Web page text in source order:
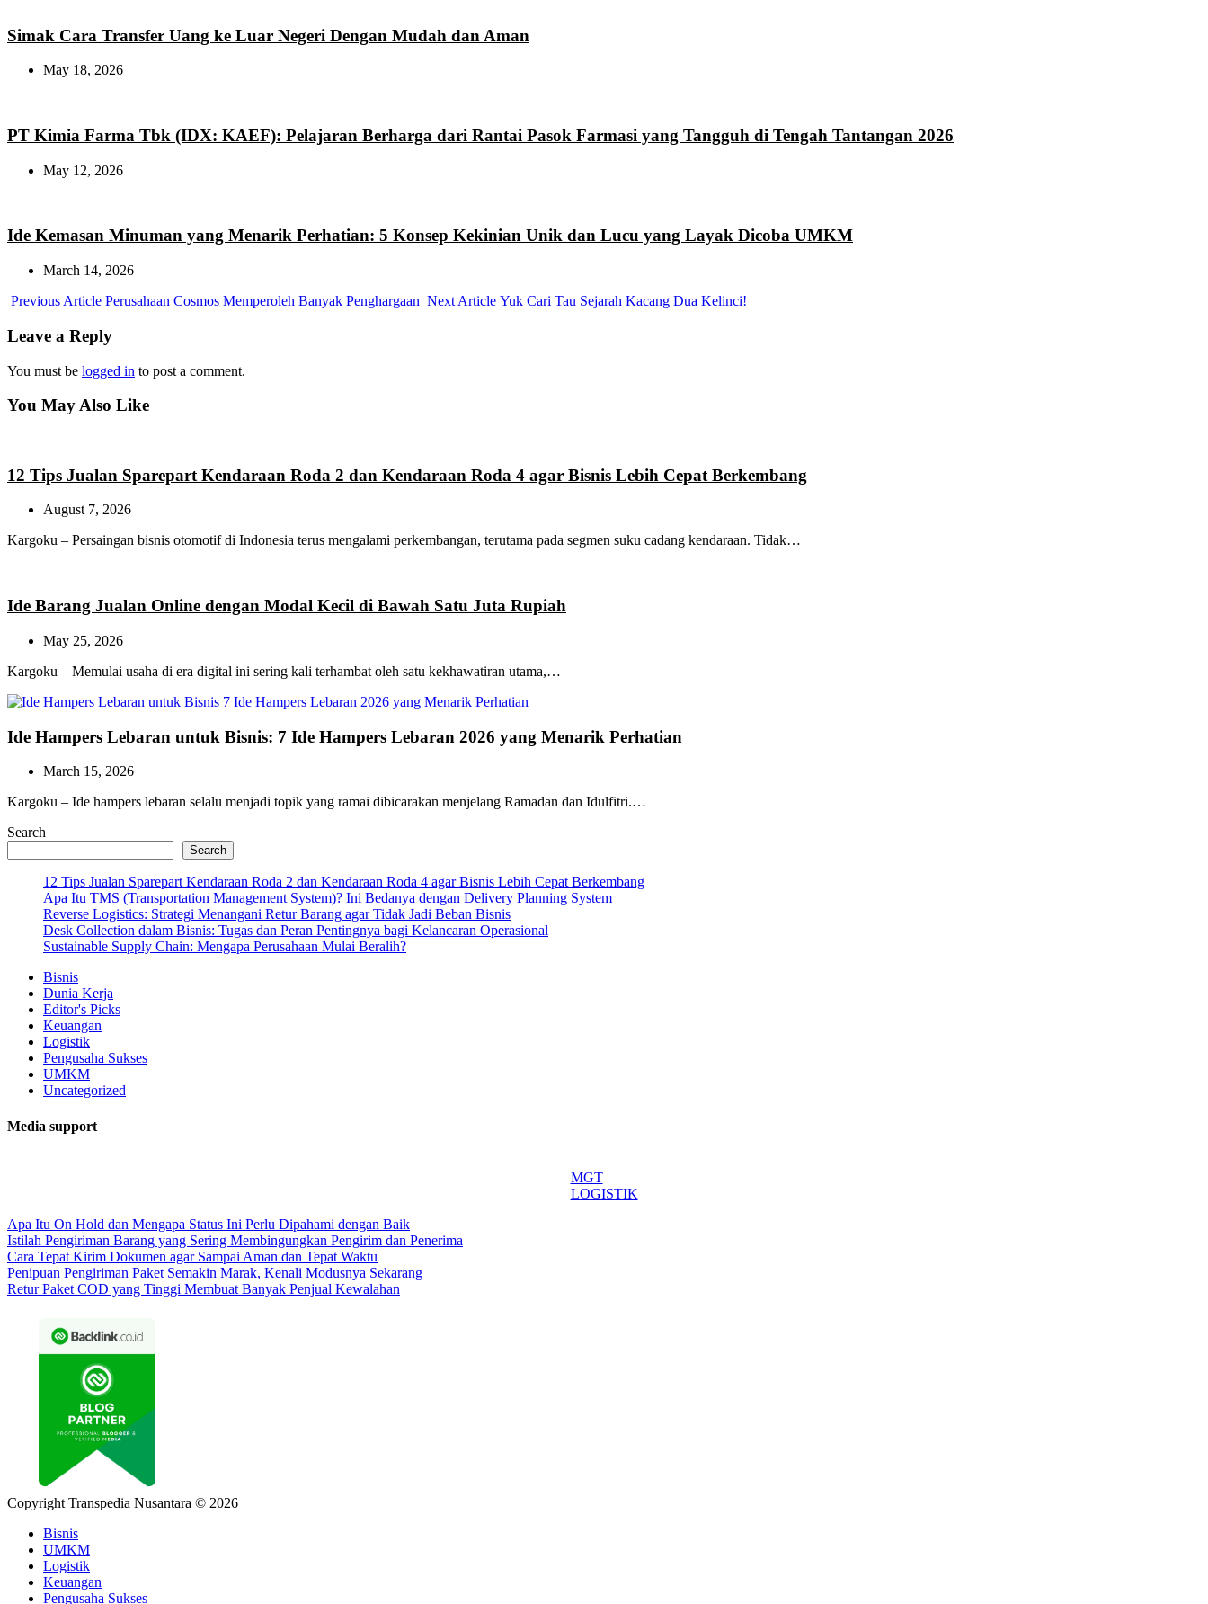
Simak Cara Transfer Uang ke Luar Negeri Dengan Mudah dan Aman
May 18, 2026
PT Kimia Farma Tbk (IDX: KAEF): Pelajaran Berharga dari Rantai Pasok Farmasi yang Tangguh di Tengah Tantangan 2026
May 12, 2026
Ide Kemasan Minuman yang Menarik Perhatian: 5 Konsep Kekinian Unik dan Lucu yang Layak Dicoba UMKM
March 14, 2026
Previous Article Previous
Perusahaan Cosmos Memperoleh Banyak Penghargaan Next Article Next
Yuk Cari Tau Sejarah Kacang Dua Kelinci!
Leave a Reply
You must be logged in to post a comment.
You May Also Like
12 Tips Jualan Sparepart Kendaraan Roda 2 dan Kendaraan Roda 4 agar Bisnis Lebih Cepat Berkembang
August 7, 2026
Kargoku – Persaingan bisnis otomotif di Indonesia terus mengalami perkembangan, terutama pada segmen suku cadang kendaraan. Tidak…
Ide Barang Jualan Online dengan Modal Kecil di Bawah Satu Juta Rupiah
May 25, 2026
Kargoku – Memulai usaha di era digital ini sering kali terhambat oleh satu kekhawatiran utama,…
Ide Hampers Lebaran untuk Bisnis: 7 Ide Hampers Lebaran 2026 yang Menarik Perhatian
March 15, 2026
Kargoku – Ide hampers lebaran selalu menjadi topik yang ramai dibicarakan menjelang Ramadan dan Idulfitri.…
Search
Search
12 Tips Jualan Sparepart Kendaraan Roda 2 dan Kendaraan Roda 4 agar Bisnis Lebih Cepat Berkembang
Apa Itu TMS (Transportation Management System)? Ini Bedanya dengan Delivery Planning System
Reverse Logistics: Strategi Menangani Retur Barang agar Tidak Jadi Beban Bisnis
Desk Collection dalam Bisnis: Tugas dan Peran Pentingnya bagi Kelancaran Operasional
Sustainable Supply Chain: Mengapa Perusahaan Mulai Beralih?
Bisnis
Dunia Kerja
Editor's Picks
Keuangan
Logistik
Pengusaha Sukses
UMKM
Uncategorized
Media support
MGT
LOGISTIK
Apa Itu On Hold dan Mengapa Status Ini Perlu Dipahami dengan Baik
Istilah Pengiriman Barang yang Sering Membingungkan Pengirim dan Penerima
Cara Tepat Kirim Dokumen agar Sampai Aman dan Tepat Waktu
Penipuan Pengiriman Paket Semakin Marak, Kenali Modusnya Sekarang
Retur Paket COD yang Tinggi Membuat Banyak Penjual Kewalahan
Copyright Transpedia Nusantara © 2026
Bisnis
UMKM
Logistik
Keuangan
Pengusaha Sukses